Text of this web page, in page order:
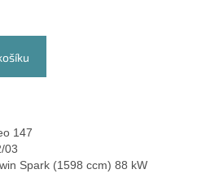
147
03
Spark (1598 ccm) 88 kW